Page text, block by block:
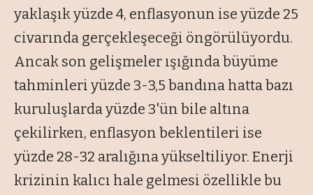
yaklaşık yüzde 4, enflasyonun ise yüzde 25
civarında gerçekleşeceği öngörülüyordu.
Ancak son gelişmeler ışığında büyüme
tahminleri yüzde 3-3,5 bandına hatta bazı
kuruluşlarda yüzde 3'ün bile altına
çekilirken, enflasyon beklentileri ise
yüzde 28-32 aralığına yükseltiliyor. Enerji
krizinin kalıcı hale gelmesi özellikle bu